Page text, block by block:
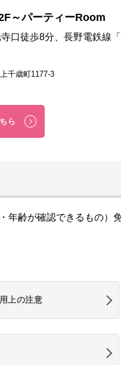
～パーティーRoom
口徒歩8分、長野電鉄線
千歳町1177-3
ら
年齢が確認できるもの）
上の注意